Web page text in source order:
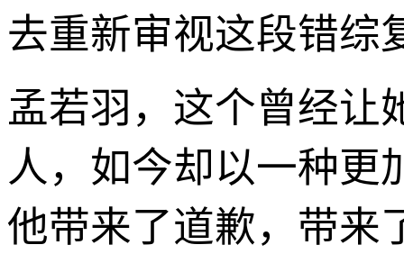
去重新审视这段错综
孟若羽，这个曾经让
人，如今却以一种更
他带来了道歉，带来